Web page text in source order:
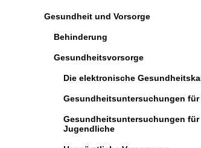
Gesundheit und Vorsorge
Behinderung
Gesundheitsvorsorge
Die elektronische
Gesundheitsuntersuchungen für
Gesundheitsuntersuchungen für
Jugendliche